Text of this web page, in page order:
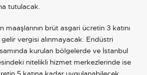
tutulacak.
maaşlarının brüt asgari ücretin 3 katını
vergisi alınmayacak. Endüstri
kurulan bölgelerde ve İstanbul
nitelikli hizmet merkezlerinde ise